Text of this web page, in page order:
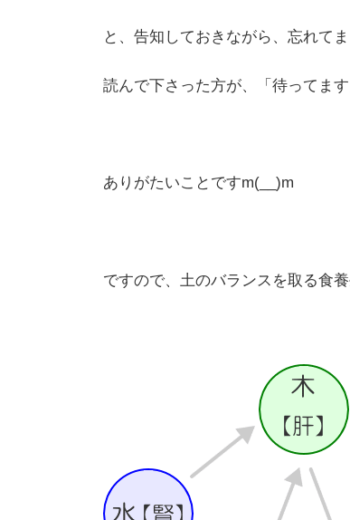
と、告知しておきながら、忘れてま
読んで下さった方が、「待ってま
ありがたいことですm(__)m
ですので、土のバランスを取る食